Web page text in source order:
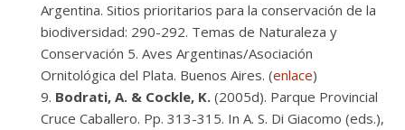
Argentina. Sitios prioritarios para la conservación de la
biodiversidad: 290-292. Temas de Naturaleza y
Conservación 5. Aves Argentinas/Asociación
Ornitológica del Plata. Buenos Aires. (enlace)
Bodrati, A. & Cockle, K. (2005d). Parque Provincial
Cruce Caballero. Pp. 313-315. In A. S. Di Giacomo (eds.),